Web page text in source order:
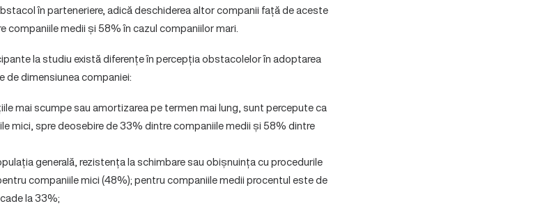
în parteneriere, adică deschiderea altor companii față de aceste
companiile medii și 58% în cazul companiilor mari.
la studiu există diferențe în percepția obstacolelor în adoptarea
de dimensiunea companiei:
mai scumpe sau amortizarea pe termen mai lung, sunt percepute ca
mici, spre deosebire de 33% dintre companiile medii și 58% dintre
generală, rezistența la schimbare sau obișnuința cu procedurile
companiile mici (48%); pentru companiile medii procentul este de
la 33%;